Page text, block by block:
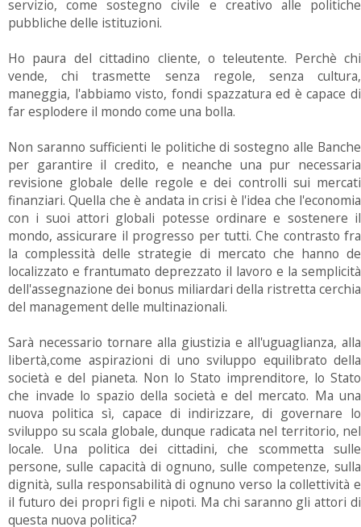
servizio, come sostegno civile e creativo alle politiche
pubbliche delle istituzioni.
Ho paura del cittadino cliente, o teleutente. Perchè chi
vende, chi trasmette senza regole, senza cultura,
maneggia, l'abbiamo visto, fondi spazzatura ed è capace di
far esplodere il mondo come una bolla.
Non saranno sufficienti le politiche di sostegno alle Banche
per garantire il credito, e neanche una pur necessaria
revisione globale delle regole e dei controlli sui mercati
finanziari. Quella che è andata in crisi è l'idea che l'economia
con i suoi attori globali potesse ordinare e sostenere il
mondo, assicurare il progresso per tutti. Che contrasto fra
la complessità delle strategie di mercato che hanno de
localizzato e frantumato deprezzato il lavoro e la semplicità
dell'assegnazione dei bonus miliardari della ristretta cerchia
del management delle multinazionali.
Sarà necessario tornare alla giustizia e all'uguaglianza, alla
libertà,come aspirazioni di uno sviluppo equilibrato della
società e del pianeta. Non lo Stato imprenditore, lo Stato
che invade lo spazio della società e del mercato. Ma una
nuova politica sì, capace di indirizzare, di governare lo
sviluppo su scala globale, dunque radicata nel territorio, nel
locale. Una politica dei cittadini, che scommetta sulle
persone, sulle capacità di ognuno, sulle competenze, sulla
dignità, sulla responsabilità di ognuno verso la collettività e
il futuro dei propri figli e nipoti. Ma chi saranno gli attori di
questa nuova politica?